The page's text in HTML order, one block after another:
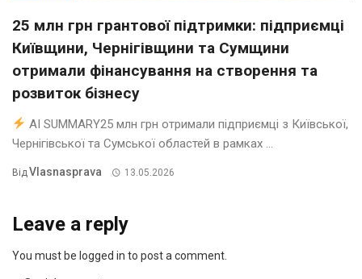
25 млн грн грантової підтримки: підприємці
Київщини, Чернігівщини та Сумщини
отримали фінансування на створення та
розвиток бізнесу
AI SUMMARY25 млн грн отримали підприємці з Київської,
Чернігівської та Сумської областей в рамках ...
ВідVlasnasprava 13.05.2026
Leave a reply
You must be logged in to post a comment.